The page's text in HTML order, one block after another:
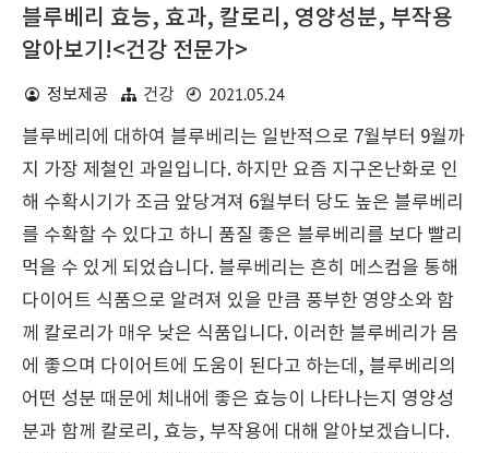
블루베리 효능, 효과, 칼로리, 영양성분, 부작용
알아보기!<건강 전문가>
정보제공 건강
2021.05.24
블루베리에 대하여 블루베리는 일반적으로 7월부터 9월까
지 가장 제철인 과일입니다. 하지만 요즘 지구온난화로 인
해 수확시기가 조금 앞당겨져 6월부터 당도 높은 블루베리
를 수확할 수 있다고 하니 품질 좋은 블루베리를 보다 빨리
먹을 수 있게 되었습니다. 블루베리는 흔히 메스컴을 통해
다이어트 식품으로 알려져 있을 만큼 풍부한 영양소와 함
께 칼로리가 매우 낮은 식품입니다. 이러한 블루베리가 몸
에 좋으며 다이어트에 도움이 된다고 하는데, 블루베리의
어떤 성분 때문에 체내에 좋은 효능이 나타나는지 영양성
분과 함께 칼로리, 효능, 부작용에 대해 알아보겠습니다.